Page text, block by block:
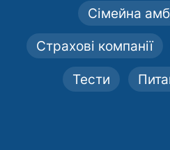
Сімейна
Страхові компанії
Тести